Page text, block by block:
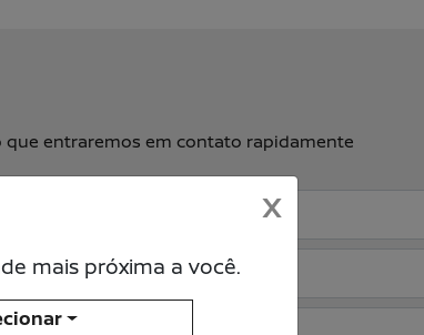
que entraremos em contato rapidamente
X
mais próxima a você.